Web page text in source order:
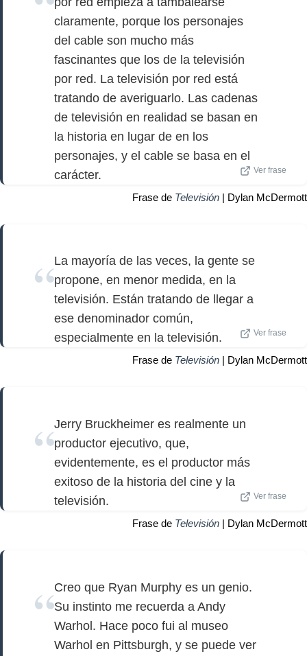
claramente, porque los personajes
del cable son mucho más
fascinantes que los de la televisión
por red. La televisión por red está
tratando de averiguarlo. Las cadenas
de televisión en realidad se basan en
la historia en lugar de en los
personajes, y el cable se basa en el
carácter.
Ver frase
Frase de Televisión | Dylan McDermott
La mayoría de las veces, la gente se
propone, en menor medida, en la
televisión. Están tratando de llegar a
ese denominador común,
especialmente en la televisión.
Ver frase
Frase de Televisión | Dylan McDermott
Jerry Bruckheimer es realmente un
productor ejecutivo, que,
evidentemente, es el productor más
exitoso de la historia del cine y la
televisión.
Ver frase
Frase de Televisión | Dylan McDermott
Creo que Ryan Murphy es un genio.
Su instinto me recuerda a Andy
Warhol. Hace poco fui al museo
Warhol en Pittsburgh, y se puede ver